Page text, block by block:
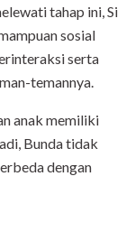
tahap ini, Si
sosial
serta
temannya.
anak memiliki
Bunda tidak
dengan